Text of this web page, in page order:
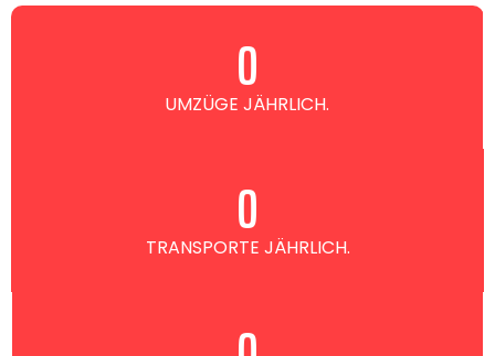
UMZÜGE JÄHRLICH.
0
TRANSPORTE JÄHRLICH.
0